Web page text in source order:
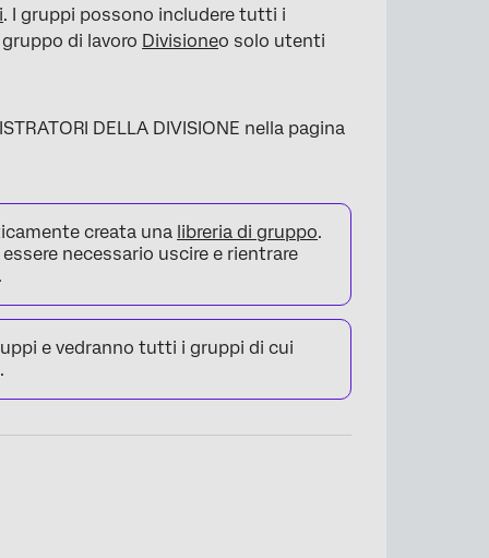
. I gruppi possono includere tutti i
di lavoro Divisioneo solo utenti
DELLA DIVISIONE nella pagina
creata una libreria di gruppo.
necessario uscire e rientrare
e vedranno tutti i gruppi di cui